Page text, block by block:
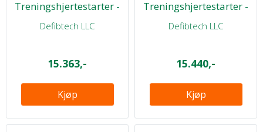
Treningshjertestarter -
Norsk NRR 3 min.
Defibtech LLC
15.363,-
Kjøp
Treningshjertestarter -
Engelsk AHA 2 min.
Defibtech LLC
15.440,-
Kjøp